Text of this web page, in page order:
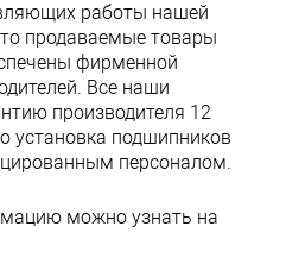
работы нашей
продаваемые товары
фирменной
Все наши
производителя 12
установка подшипников
персоналом.
можно узнать на